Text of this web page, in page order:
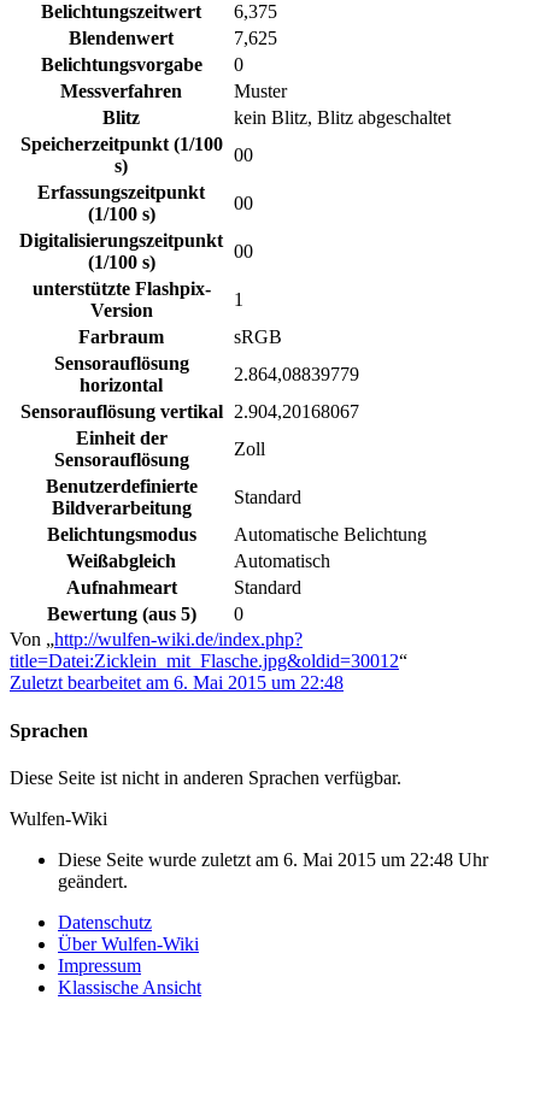
Belichtungszeitwert
6,375
Blendenwert
7,625
Belichtungsvorgabe
0
Messverfahren
Muster
Blitz
kein Blitz, Blitz abgeschaltet
Speicherzeitpunkt (1/100
s)
00
Erfassungszeitpunkt
(1/100 s)
00
Digitalisierungszeitpunkt
(1/100 s)
00
unterstützte Flashpix-
Version
1
Farbraum
sRGB
Sensorauflösung
horizontal
2.864,08839779
Sensorauflösung vertikal
2.904,20168067
Einheit der
Sensorauflösung
Zoll
Benutzerdefinierte
Bildverarbeitung
Standard
Belichtungsmodus
Automatische Belichtung
Weißabgleich
Automatisch
Aufnahmeart
Standard
Bewertung (aus 5)
0
Von „http://wulfen-wiki.de/index.php?
title=Datei:Zicklein_mit_Flasche.jpg&oldid=30012“
Zuletzt bearbeitet am 6. Mai 2015 um 22:48
Sprachen
Diese Seite ist nicht in anderen Sprachen verfügbar.
Wulfen-Wiki
Diese Seite wurde zuletzt am 6. Mai 2015 um 22:48 Uhr
geändert.
Datenschutz
Über Wulfen-Wiki
Impressum
Klassische Ansicht